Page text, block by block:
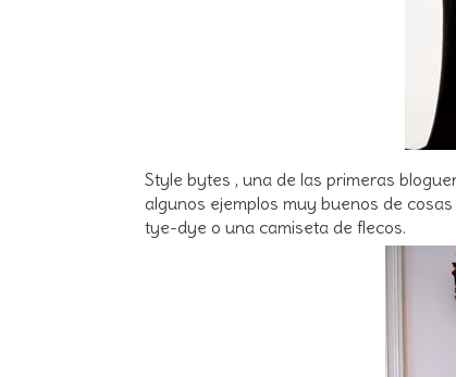
Style bytes , una de las primeras
algunos ejemplos muy buenos de
tye-dye o una camiseta de flecos.